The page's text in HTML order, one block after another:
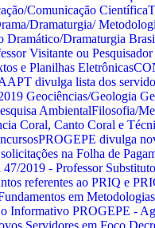
Comunicação Científica
Dramaturgia/
Dramático/Dramaturgia
Visitante ou
e Planilhas Eletrônicas
divulga lista dos
Geociências/Geologia
AmbientalFilosofia/
Coral, Canto Coral e
PROGEPE divulga
na Folha de
47/2019 - Professor Substituto
referentes ao PRIQ e
em
Informativo PROGEPE -
Servidores em Foco